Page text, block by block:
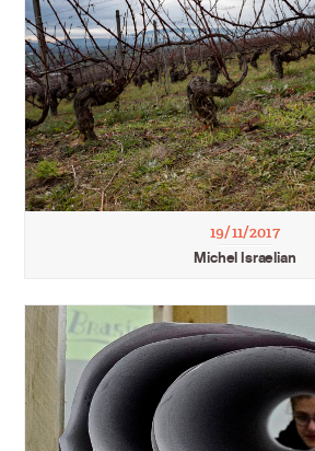
19/11/2017
Michel Israelian